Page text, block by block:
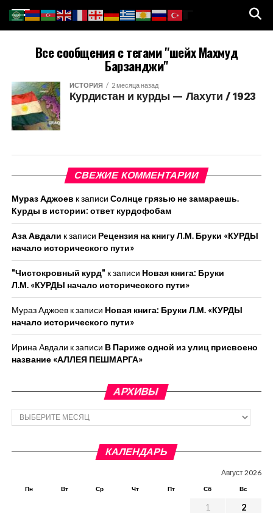
Все сообщения с тегами "шейх Махмуд
Барзанджи"
ИСТОРИЯ 2 месяца назад
Курдистан и курды — Лахути / 1923
СВЕЖИЕ КОММЕНТАРИИ
Мураз Аджоев к записи Солнце грязью не замараешь.
Курды в истории: ответ курдофобам
Аза Авдали к записи Рецензия на книгу Л.М. Бруки «КУРДЫ
начало исторического пути»
"Чистокровный курд" к записи Новая книга: Бруки
Л.М. «КУРДЫ начало исторического пути»
Мураз Аджоевк записи Новая книга: Бруки Л.М. «КУРДЫ
начало исторического пути»
Ирина Авдали к записи В Париже одной из улиц присвоено
название «АЛЛЕЯ ПЕШМАРГА»
АРХИВЫ
Архивы
КАЛЕНДАРЬ
Август 2026
Пн Вт Ср Чт Пт Сб Вс
1
2